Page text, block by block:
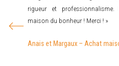
rigueur et
maison du bonheur ! Merci ! »
Anais et Margaux – Achat